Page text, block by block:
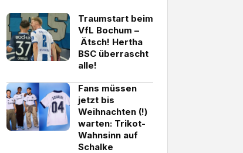
Traumstart beim
VfL Bochum –
Ätsch! Hertha
BSC überrascht
alle!
Fans müssen
jetzt bis
Weihnachten (!)
warten: Trikot-
Wahnsinn auf
Schalke